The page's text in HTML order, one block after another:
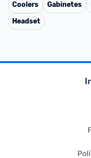
Coolers
Gabinetes
Headset